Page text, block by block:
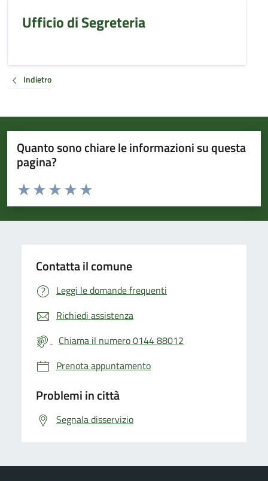
Ufficio di Segreteria
Indietro
Quanto sono chiare le informazioni su questa
pagina?
Valuta da 1 a 5 stelle la pagina
Valuta 5 stelle su 5
Valuta 4 stelle su 5
Valuta 3 stelle su 5
Valuta 2 stelle su 5
Valuta 1 stelle su 5
Contatta il comune
Leggi le domande frequenti
Richiedi assistenza
Chiama il numero 0144 88012
Prenota appuntamento
Problemi in città
Segnala disservizio